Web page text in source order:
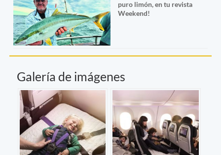
puro limón, en tu revista
Weekend!
Galería de imágenes